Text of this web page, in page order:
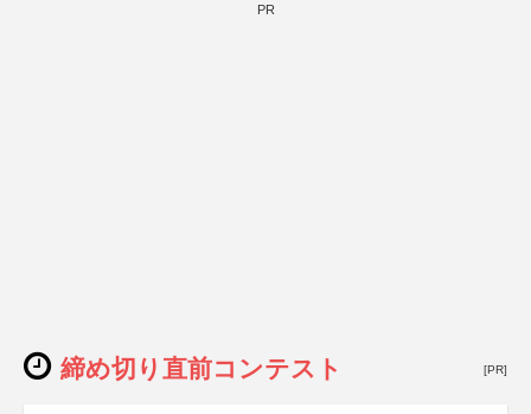
PR
締め切り直前コンテスト [PR]